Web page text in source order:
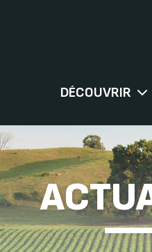
DÉCOUVRIR